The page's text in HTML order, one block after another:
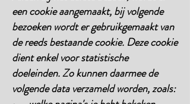
een cookie aangemaakt, bij volgende
bezoeken wordt er gebruikgemaakt van
de reeds bestaande cookie. Deze cookie
dient enkel voor statistische
doeleinden. Zo kunnen daarmee de
volgende data verzameld worden, zoals: